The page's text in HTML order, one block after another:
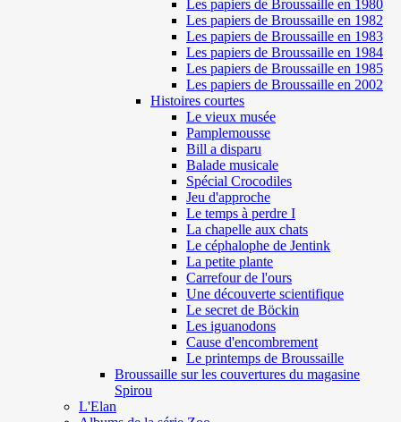
Les papiers de Broussaille en 1980
Les papiers de Broussaille en 1982
Les papiers de Broussaille en 1983
Les papiers de Broussaille en 1984
Les papiers de Broussaille en 1985
Les papiers de Broussaille en 2002
Histoires courtes
Le vieux musée
Pamplemousse
Bill a disparu
Balade musicale
Spécial Crocodiles
Jeu d'approche
Le temps à perdre I
La chapelle aux chats
Le céphalophe de Jentink
La petite plante
Carrefour de l'ours
Une découverte scientifique
Le secret de Böckin
Les iguanodons
Cause d'encombrement
Le printemps de Broussaille
Broussaille sur les couvertures du magasine
Spirou
L'Elan